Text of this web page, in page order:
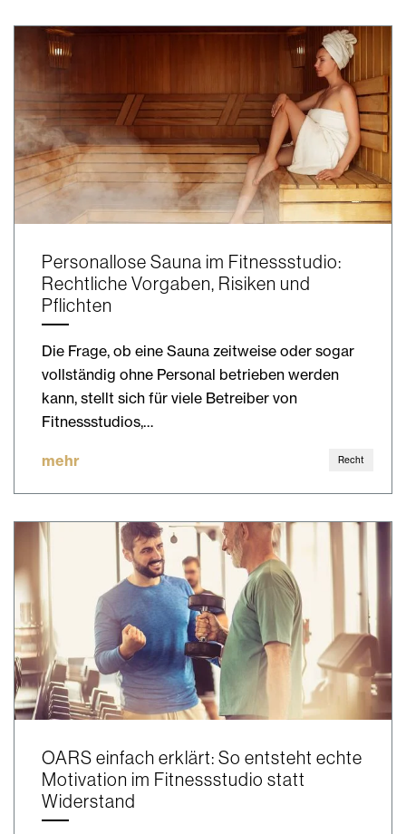
Personallose Sauna im Fitnessstudio:
Rechtliche Vorgaben, Risiken und
Pflichten
Die Frage, ob eine Sauna zeitweise oder sogar
vollständig ohne Personal betrieben werden
kann, stellt sich für viele Betreiber von
Fitnessstudios,…
mehr Recht
OARS einfach erklärt: So entsteht echte
Motivation im Fitnessstudio statt
Widerstand